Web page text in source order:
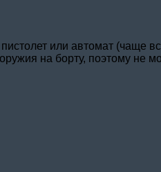
или автомат (чаще
на борту, поэтому не